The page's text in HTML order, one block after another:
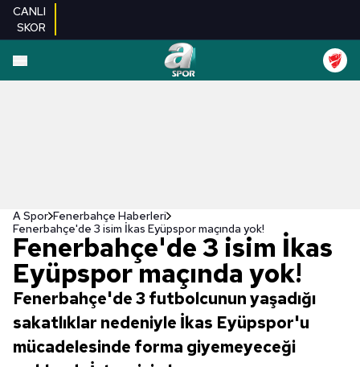
CANLI
SKOR
A Spor Fenerbahçe Haberleri
Fenerbahçe'de 3 isim İkas Eyüpspor maçında yok!
Fenerbahçe'de 3 isim İkas
Eyüpspor maçında yok!
Fenerbahçe'de 3 futbolcunun yaşadığı
sakatlıklar nedeniyle İkas Eyüpspor'u
mücadelesinde forma giyemeyeceği